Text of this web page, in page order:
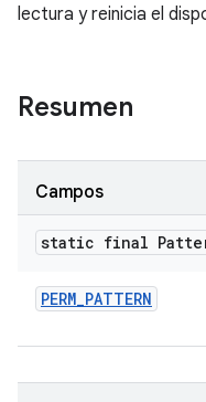
lectura y reinicia el
Resumen
Campos
static final
PERM_PATTERN